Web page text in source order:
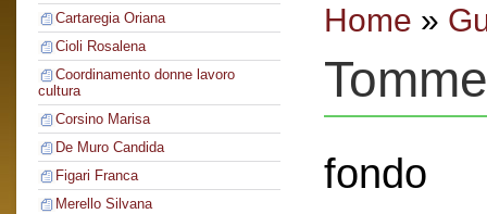
Cartaregia Oriana
Cioli Rosalena
Coordinamento donne lavoro
cultura
Corsino Marisa
De Muro Candida
Figari Franca
Merello Silvana
Home »
fondo